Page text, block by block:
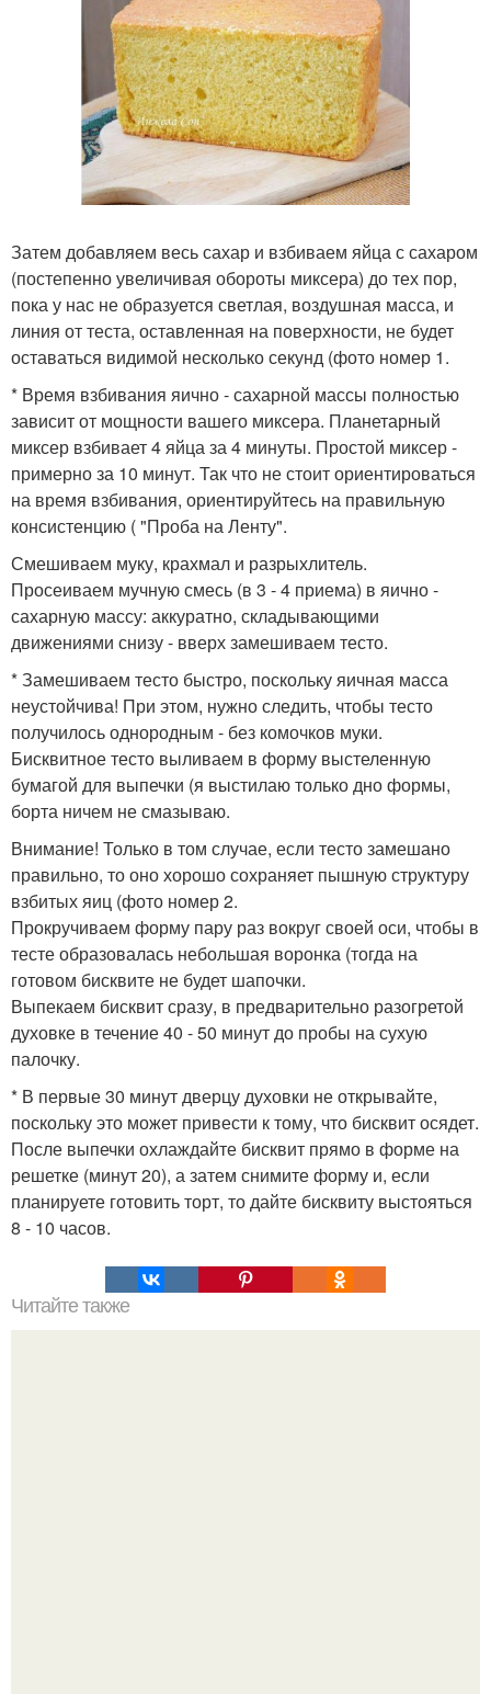
Затем добавляем весь сахар и взбиваем яйца с сахаром
(постепенно увеличивая обороты миксера) до тех пор,
пока у нас не образуется светлая, воздушная масса, и
линия от теста, оставленная на поверхности, не будет
оставаться видимой несколько секунд (фото номер 1.
* Время взбивания яично - сахарной массы полностью
зависит от мощности вашего миксера. Планетарный
миксер взбивает 4 яйца за 4 минуты. Простой миксер -
примерно за 10 минут. Так что не стоит ориентироваться
на время взбивания, ориентируйтесь на правильную
консистенцию ( "Проба на Ленту".
Смешиваем муку, крахмал и разрыхлитель.
Просеиваем мучную смесь (в 3 - 4 приема) в яично -
сахарную массу: аккуратно, складывающими
движениями снизу - вверх замешиваем тесто.
* Замешиваем тесто быстро, поскольку яичная масса
неустойчива! При этом, нужно следить, чтобы тесто
получилось однородным - без комочков муки.
Бисквитное тесто выливаем в форму выстеленную
бумагой для выпечки (я выстилаю только дно формы,
борта ничем не смазываю.
Внимание! Только в том случае, если тесто замешано
правильно, то оно хорошо сохраняет пышную структуру
взбитых яиц (фото номер 2.
Прокручиваем форму пару раз вокруг своей оси, чтобы в
тесте образовалась небольшая воронка (тогда на
готовом бисквите не будет шапочки.
Выпекаем бисквит сразу, в предварительно разогретой
духовке в течение 40 - 50 минут до пробы на сухую
палочку.
* В первые 30 минут дверцу духовки не открывайте,
поскольку это может привести к тому, что бисквит осядет.
После выпечки охлаждайте бисквит прямо в форме на
решетке (минут 20), а затем снимите форму и, если
планируете готовить торт, то дайте бисквиту выстояться
8 - 10 часов.
Читайте также